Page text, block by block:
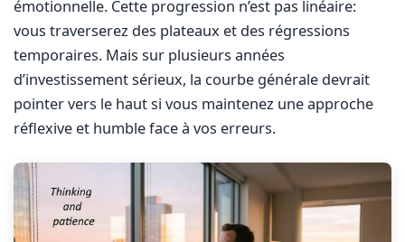
émotionnelle. Cette progression n’est pas linéaire:
vous traverserez des plateaux et des régressions
temporaires. Mais sur plusieurs années
d’investissement sérieux, la courbe générale devrait
pointer vers le haut si vous maintenez une approche
réflexive et humble face à vos erreurs.